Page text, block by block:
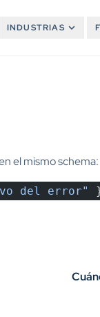
INDUSTRIAS
el mismo schema:
del error"